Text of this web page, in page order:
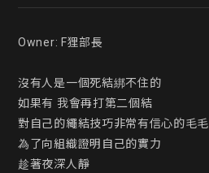
Owner: F狸部長
沒有人是一個死結綁不住的
如果有 我會再打第二個結
對自己的繩結技巧非常有信心的毛毛
為了向組織證明自己的實力
趁著夜深人靜